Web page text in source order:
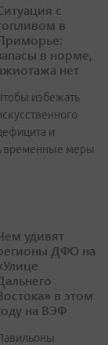
с
в
в норме,
нет
избежать
и
временные меры
удивят
ДФО на
в этом
на ВЭФ